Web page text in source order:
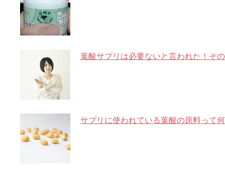
葉酸サプリは必要ないと言われた！そ
サプリに使われている葉酸の原料って